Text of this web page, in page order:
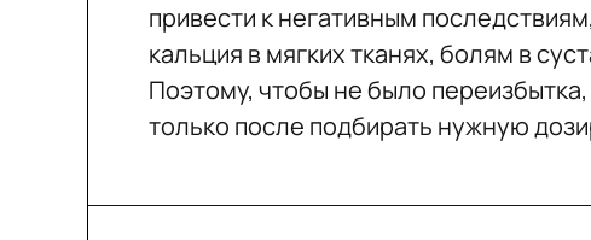
привести к негативным
кальция в мягких тканях, болям в
Поэтому, чтобы не было
только после подбирать нужную